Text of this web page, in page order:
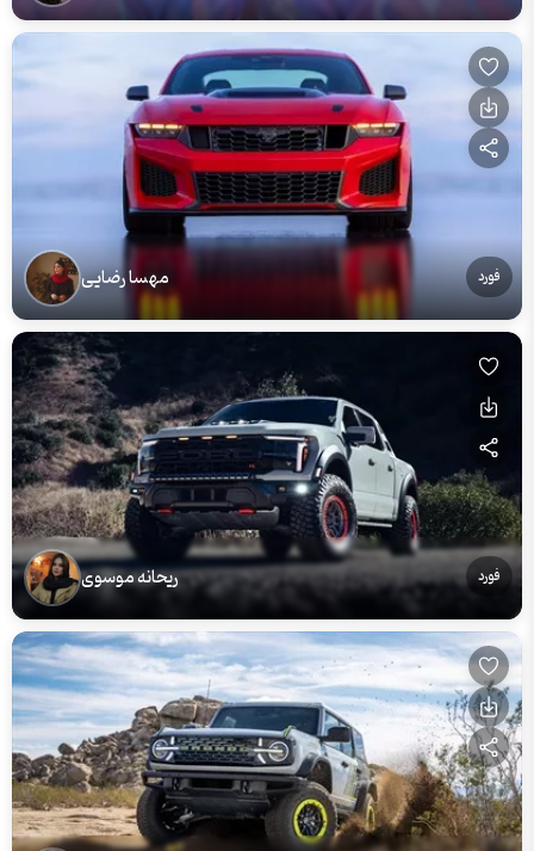
فورد مهسا رضایی
فورد ریحانه موسوی